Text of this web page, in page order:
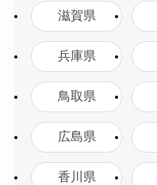
滋賀県
兵庫県
鳥取県
広島県
香川県